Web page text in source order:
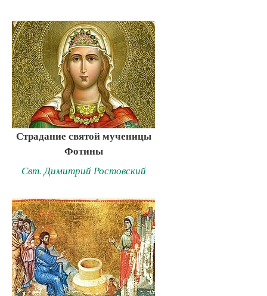
Страдание святой мученицы
Фотины
Свт. Димитрий Ростовский